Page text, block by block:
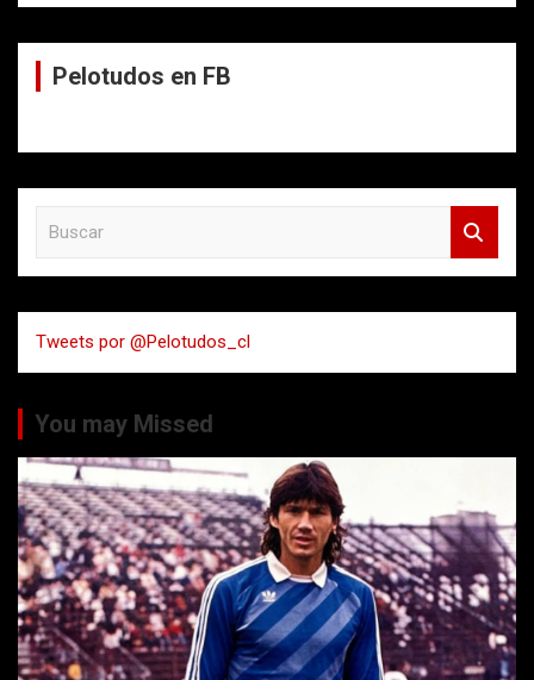
Pelotudos en FB
a
r
Tweets por @Pelotudos_cl
You may Missed